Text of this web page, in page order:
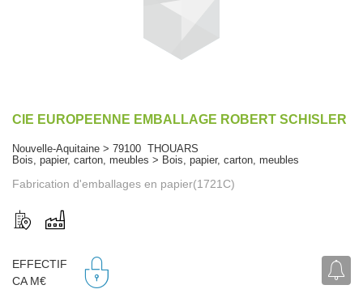
CIE EUROPEENNE EMBALLAGE ROBERT SCHISLER
Nouvelle-Aquitaine > 79100 THOUARS
Bois, papier, carton, meubles > Bois, papier, carton, meubles
Fabrication d'emballages en papier(1721C)
EFFECTIF
CA M€